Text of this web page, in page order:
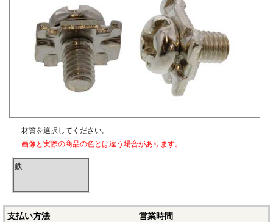
材質を選択してください。
画像と実際の商品の色とは違う場合があります。
鉄
支払い方法
営業時間